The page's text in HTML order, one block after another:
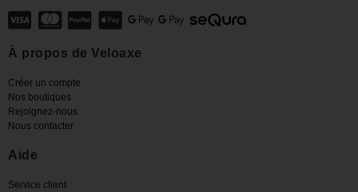
À propos de Veloaxe
Créer un compte
Nos boutiques
Rejoignez-nous
Nous contacter
Aide
Service client